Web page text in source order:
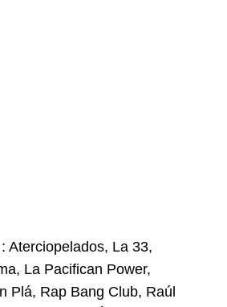
Aterciopelados, La 33,
La Pacifican Power,
Plá, Rap Bang Club, Raúl